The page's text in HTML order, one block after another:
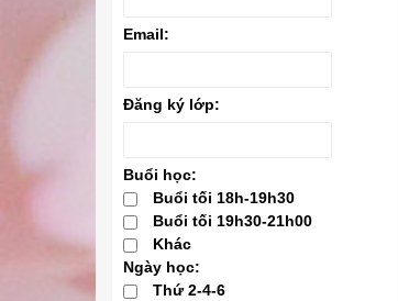
Email:
Đăng ký lớp:
Buổi học:
Buổi tối 18h-19h30
Buổi tối 19h30-21h00
Khác
Ngày học:
Thứ 2-4-6